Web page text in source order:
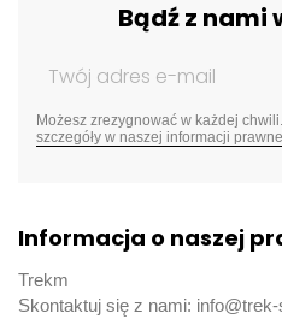
Bądź z nami
Możesz zrezygnować w każdej
szczegóły w naszej informacji
Informacja o naszej
Trekm
Skontaktuj się z nami: